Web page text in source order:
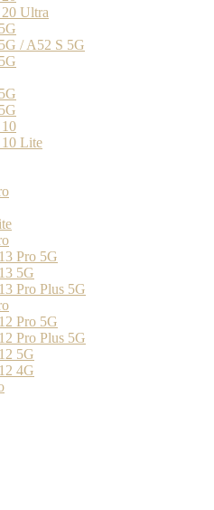
Ultra
/ A52 S 5G
Lite
Pro 5G
5G
Pro Plus 5G
Pro 5G
Pro Plus 5G
5G
4G